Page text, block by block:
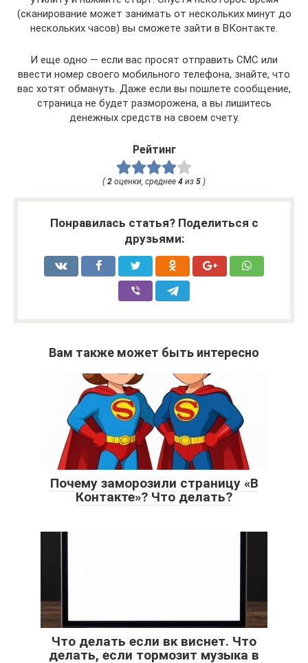
(сканирование может занимать от нескольких минут до
нескольких часов) вы сможете зайти в ВКонтакте.
И еще одно — если вас просят отправить СМС или
ввести номер своего мобильного телефона, знайте, что
вас хотят обмануть. Даже если вы пошлете сообщение,
страница не будет разморожена, а вы лишитесь
денежных средств на своем счету.
Рейтинг
( 2 оценки, среднее 4 из 5 )
Понравилась статья? Поделиться с
друзьями:
Вам также может быть интересно
Почему заморозили страницу «В
Контакте»? Что делать?
Что делать если вк виснет. Что
делать, если тормозит музыка в